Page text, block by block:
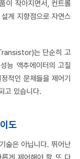
이 작아지면서, 컨트롤
계 지향점으로 자연스
는 단순히 고
능 액추에이터의 고질
적인 문제들을 제어기
고 있습니다.
도
술은 아닙니다. 뛰어난